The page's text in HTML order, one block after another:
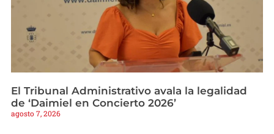
El Tribunal Administrativo avala la legalidad
de ‘Daimiel en Concierto 2026’
agosto 7, 2026